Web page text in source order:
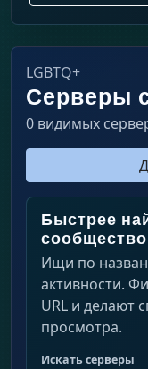
LGBTQ+
Серверы
0 видимых
Быстрее
сообщество
Ищи по
активности.
URL и делают
просмотра.
Искать серверы